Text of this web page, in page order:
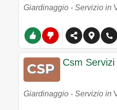
Giardinaggio - Servizio in
Csm
Giardinaggio - Servizio in